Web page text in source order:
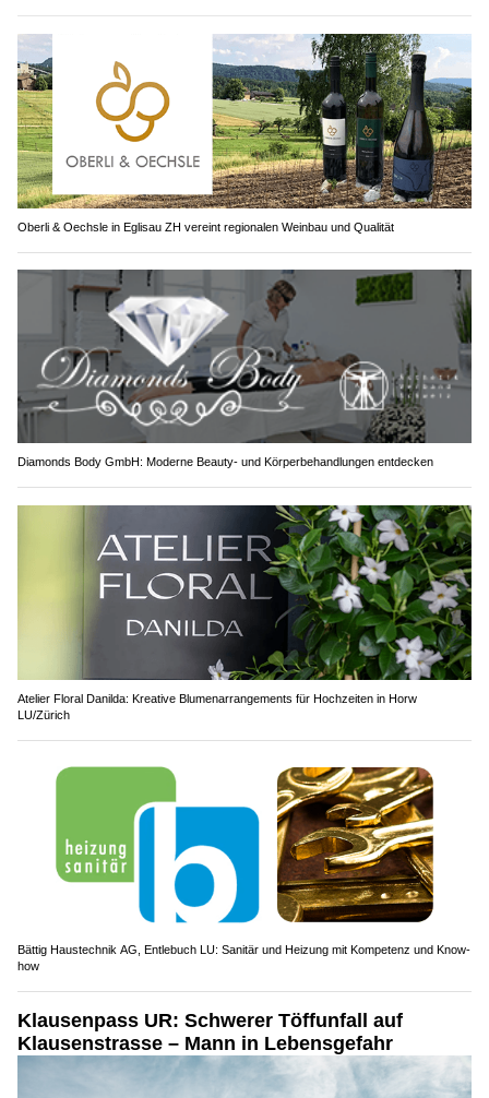
Oberli & Oechsle in Eglisau ZH vereint regionalen Weinbau und Qualität
Diamonds Body GmbH: Moderne Beauty- und Körperbehandlungen entdecken
Atelier Floral Danilda: Kreative Blumenarrangements für Hochzeiten in Horw
LU/Zürich
Bättig Haustechnik AG, Entlebuch LU: Sanitär und Heizung mit Kompetenz und Know-
how
Klausenpass UR: Schwerer Töffunfall auf
Klausenstrasse – Mann in Lebensgefahr